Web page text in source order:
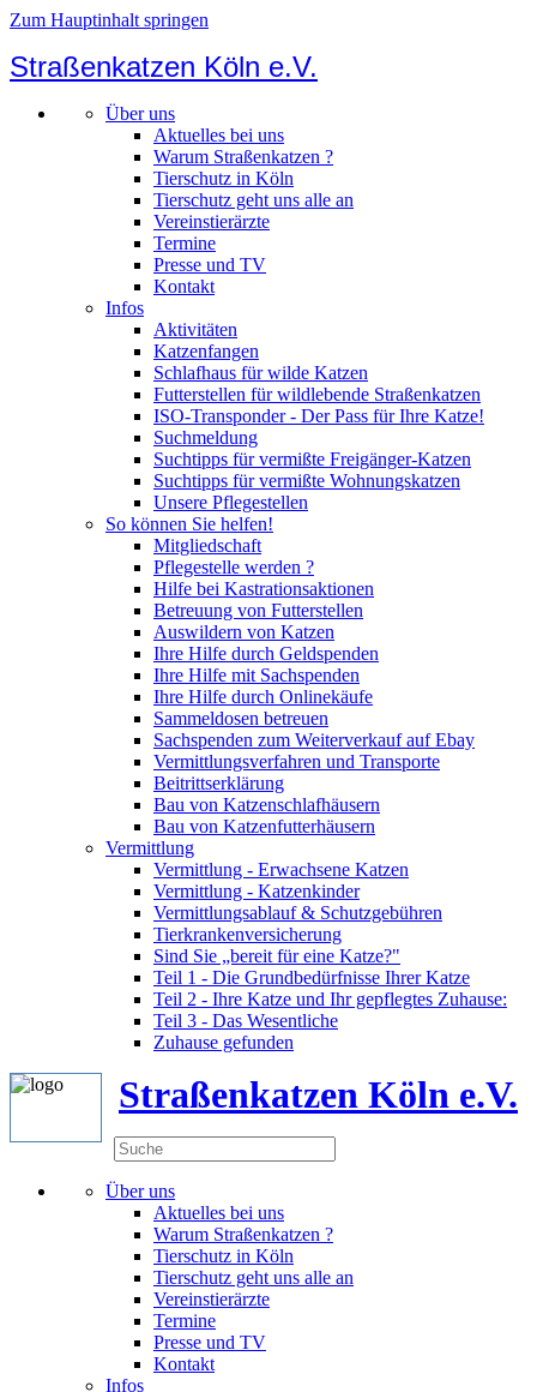
Zum Hauptinhalt springen
Straßenkatzen Köln e.V.
Über uns
Aktuelles bei uns
Warum Straßenkatzen ?
Tierschutz in Köln
Tierschutz geht uns alle an
Vereinstierärzte
Termine
Presse und TV
Kontakt
Infos
Aktivitäten
Katzenfangen
Schlafhaus für wilde Katzen
Futterstellen für wildlebende Straßenkatzen
ISO-Transponder - Der Pass für Ihre Katze!
Suchmeldung
Suchtipps für vermißte Freigänger-Katzen
Suchtipps für vermißte Wohnungskatzen
Unsere Pflegestellen
So können Sie helfen!
Mitgliedschaft
Pflegestelle werden ?
Hilfe bei Kastrationsaktionen
Betreuung von Futterstellen
Auswildern von Katzen
Ihre Hilfe durch Geldspenden
Ihre Hilfe mit Sachspenden
Ihre Hilfe durch Onlinekäufe
Sammeldosen betreuen
Sachspenden zum Weiterverkauf auf Ebay
Vermittlungsverfahren und Transporte
Beitrittserklärung
Bau von Katzenschlafhäusern
Bau von Katzenfutterhäusern
Vermittlung
Vermittlung - Erwachsene Katzen
Vermittlung - Katzenkinder
Vermittlungsablauf & Schutzgebühren
Tierkrankenversicherung
Sind Sie „bereit für eine Katze?"
Teil 1 - Die Grundbedürfnisse Ihrer Katze
Teil 2 - Ihre Katze und Ihr gepflegtes Zuhause:
Teil 3 - Das Wesentliche
Zuhause gefunden
Straßenkatzen Köln e.V.
Über uns
Aktuelles bei uns
Warum Straßenkatzen ?
Tierschutz in Köln
Tierschutz geht uns alle an
Vereinstierärzte
Termine
Presse und TV
Kontakt
Infos